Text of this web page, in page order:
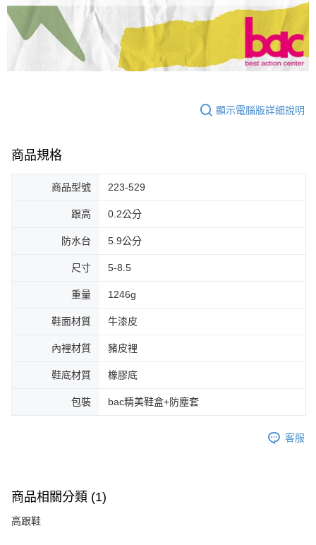
顯示電腦版詳細說明
商品規格
商品型號 223-529
跟高 0.2公分
防水台 5.9公分
尺寸 5-8.5
重量 1246g
鞋面材質 牛漆皮
內裡材質 豬皮裡
鞋底材質 橡膠底
包裝 bac精美鞋盒+防塵套
客服
商品相關分類 (1)
高跟鞋